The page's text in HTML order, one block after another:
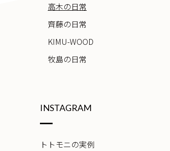
高木の日常
齊藤の日常
KIMU-WOOD
牧島の日常
INSTAGRAM
トトモニの実例